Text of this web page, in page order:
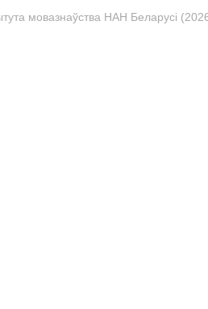
мовазнаўства НАН Беларусі